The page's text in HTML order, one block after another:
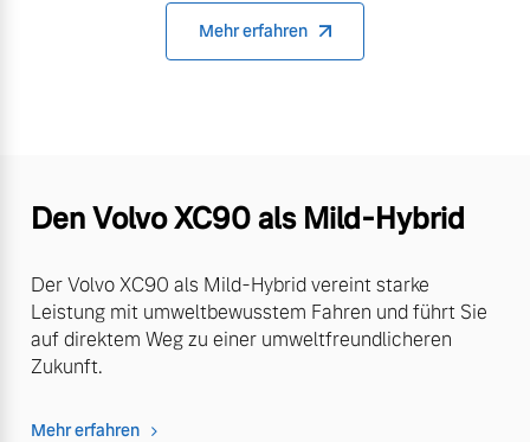
Mehr erfahren
Den Volvo XC90 als Mild-Hybrid
Der Volvo XC90 als Mild-Hybrid vereint starke
Leistung mit umweltbewusstem Fahren und führt Sie
auf direktem Weg zu einer umweltfreundlicheren
Zukunft.
Mehr erfahren